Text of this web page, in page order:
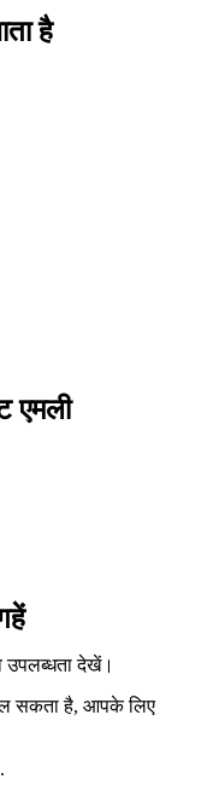
है
एमली
उपलब्धता देखें।
सकता है, आपके लिए